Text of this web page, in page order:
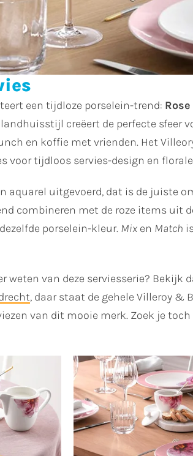
een tijdloze porselein-trend:
creëert de perfecte sfeer
en koffie met vrienden. Het
voor tijdloos servies-design en
aquarel uitgevoerd, dat is de juiste
combineren met de roze items uit
porselein-kleur. Mix en Match
weten van deze serviesserie? Bekijk
, daar staat de gehele Villeroy &
van dit mooie merk. Zoek je